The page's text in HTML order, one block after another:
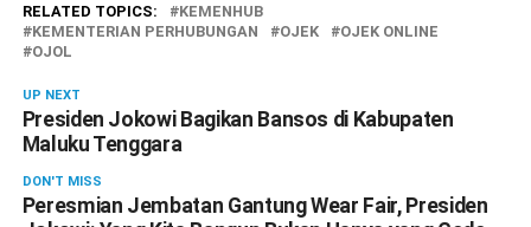
RELATED TOPICS:
KEMENHUB
KEMENTERIAN PERHUBUNGAN
OJEK
OJEK ONLINE
OJOL
UP NEXT
Presiden Jokowi Bagikan Bansos di Kabupaten
Maluku Tenggara
DON'T MISS
Peresmian Jembatan Gantung Wear Fair, Presiden